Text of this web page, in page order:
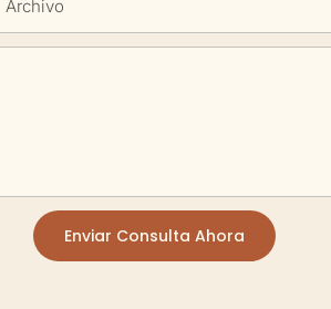
Archivo
Enviar Consulta Ahora